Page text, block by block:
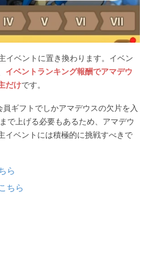
イベントに置き換わります。イベン
イベントランキング報酬でアマデウ
だけです。
ギフトでしかアマデウスの欠片を入
で上げる必要もあるため、アマデウ
イベントには積極的に挑戦すべきで
ら
ちら